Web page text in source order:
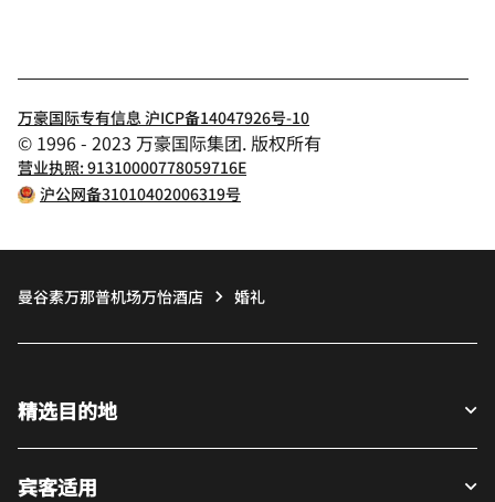
万豪国际专有信息 沪ICP备14047926号-10
© 1996 - 2023 万豪国际集团. 版权所有
营业执照: 91310000778059716E
沪公网备31010402006319号
曼谷素万那普机场万怡酒店 婚礼
精选目的地
宾客适用